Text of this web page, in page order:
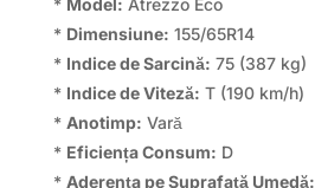
* Model: Atrezzo Eco
* Dimensiune: 155/65R14
* Indice de Sarcină: 75 (387 kg)
* Indice de Viteză: T (190 km/h)
* Anotimp: Vară
* Eficiența Consum: D
* Aderența pe Suprafață Umedă: